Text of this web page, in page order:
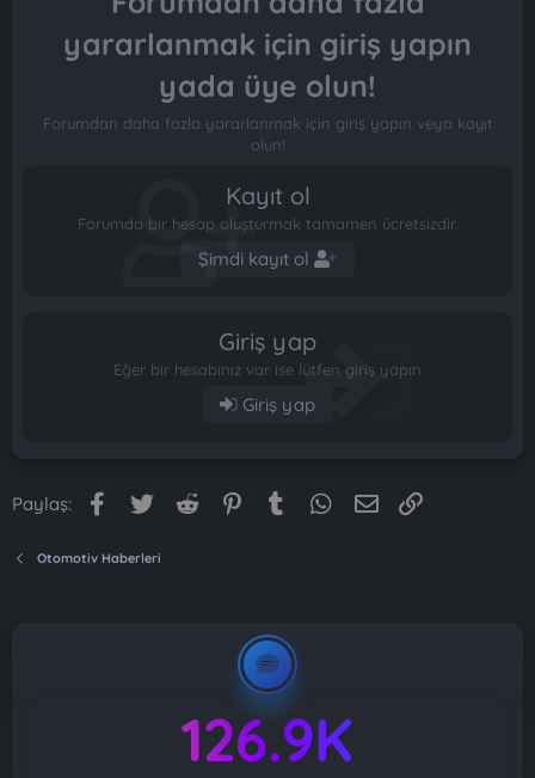
yararlanmak için giriş yapın
yada üye olun!
Forumdan daha fazla yararlanmak için giriş yapın veya kayıt
olun!
Kayıt ol
Forumda bir hesap oluşturmak tamamen ücretsizdir.
Şimdi kayıt ol
Giriş yap
Eğer bir hesabınız var ise lütfen giriş yapın
Giriş yap
Paylaş: Facebook
Twitter Reddit PinterestTumblr WhatsApp
E-posta
Otomotiv Haberleri
126.9K